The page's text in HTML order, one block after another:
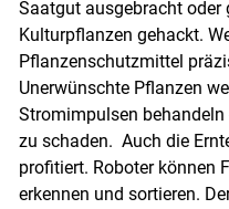
Saatgut ausgebracht oder
Kulturpflanzen gehackt.
Pflanzenschutzmittel
Unerwünschte Pflanzen
Stromimpulsen
zu schaden. Auch die
profitiert. Roboter können
erkennen und sortieren.